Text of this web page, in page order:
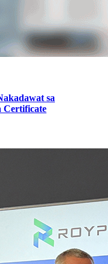
sa
Certificate